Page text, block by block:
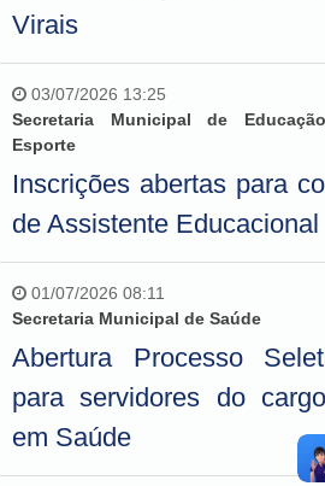
Virais
03/07/2026 13:25
Secretaria Municipal de
Esporte
Inscrições abertas para
de Assistente Educacional
01/07/2026 08:11
Secretaria Municipal de Saúde
Abertura Processo
para servidores do
em Saúde